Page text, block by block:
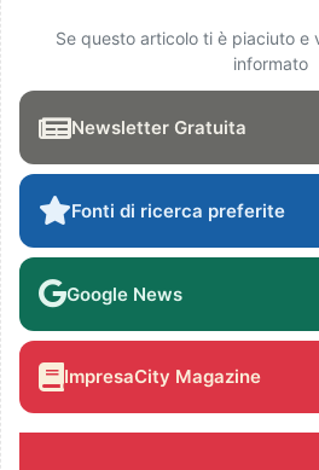
Se questo articolo ti è piaciuto e
informato
Newsletter Gratuita
Fonti di ricerca preferite
Google News
ImpresaCity Magazine